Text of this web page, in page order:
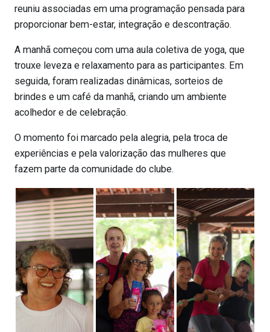
reuniu associadas em uma programação pensada para
proporcionar bem-estar, integração e descontração.
A manhã começou com uma aula coletiva de yoga, que
trouxe leveza e relaxamento para as participantes. Em
seguida, foram realizadas dinâmicas, sorteios de
brindes e um café da manhã, criando um ambiente
acolhedor e de celebração.
O momento foi marcado pela alegria, pela troca de
experiências e pela valorização das mulheres que
fazem parte da comunidade do clube.